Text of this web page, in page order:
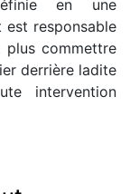
en une
est responsable
commettre
derrière ladite
intervention